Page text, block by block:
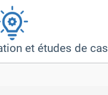
et études de cas